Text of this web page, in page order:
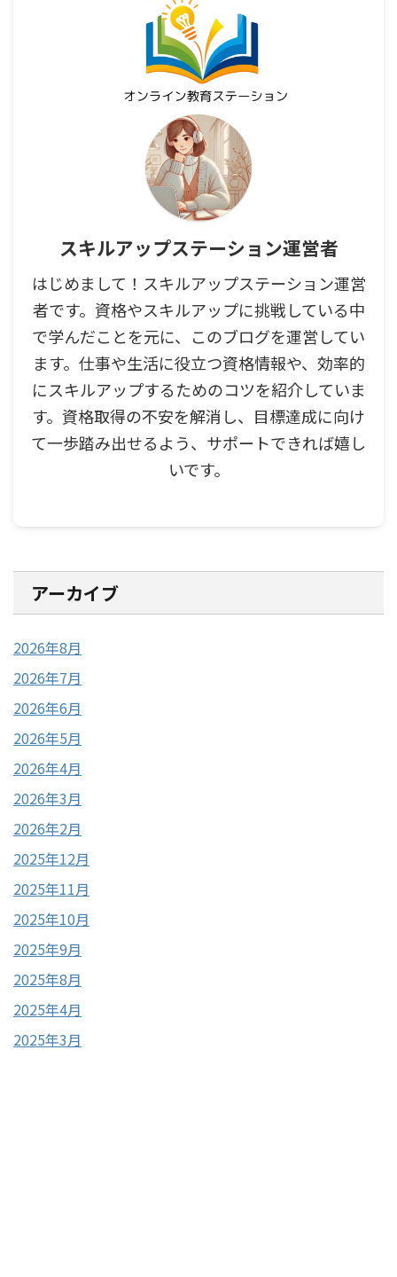
スキルアップステーション運営者
はじめまして！スキルアップステーション運営
者です。資格やスキルアップに挑戦している中
で学んだことを元に、このブログを運営してい
ます。仕事や生活に役立つ資格情報や、効率的
にスキルアップするためのコツを紹介していま
す。資格取得の不安を解消し、目標達成に向け
て一歩踏み出せるよう、サポートできれば嬉し
いです。
アーカイブ
2026年8月
2026年7月
2026年6月
2026年5月
2026年4月
2026年3月
2026年2月
2025年12月
2025年11月
2025年10月
2025年9月
2025年8月
2025年4月
2025年3月